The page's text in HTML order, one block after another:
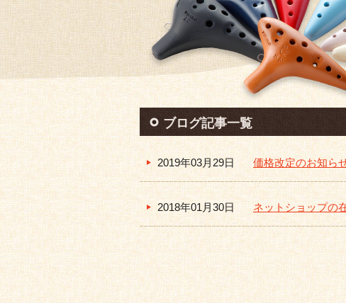
ブログ記事一覧
2019年03月29日 価格改定のお知ら
2018年01月30日 ネットショップの